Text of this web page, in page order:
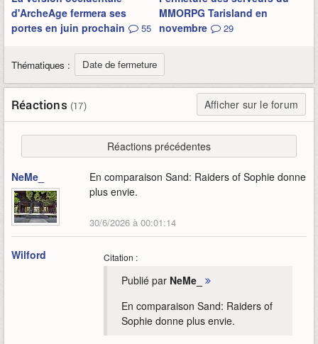
d'ArcheAge fermera ses
portes en juin prochain
55
MMORPG Tarisland en
novembre
29
Thématiques : Date de fermeture
Réactions (17) Afficher sur le forum
Réactions précédentes
NeMe_
En comparaison Sand: Raiders of Sophie donne
plus envie.
30/6/2026 à 00:01:14
Wilford Citation :
Publié par NeMe_
En comparaison Sand: Raiders of
Sophie donne plus envie.